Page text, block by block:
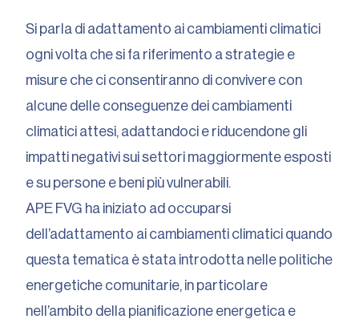
Si parla di adattamento ai cambiamenti climatici
ogni volta che si fa riferimento a strategie e
misure che ci consentiranno di convivere con
alcune delle conseguenze dei cambiamenti
climatici attesi, adattandoci e riducendone gli
impatti negativi sui settori maggiormente esposti
e su persone e beni più vulnerabili.
APE FVG ha iniziato ad occuparsi
dell’adattamento ai cambiamenti climatici quando
questa tematica è stata introdotta nelle politiche
energetiche comunitarie, in particolare
nell’ambito della pianificazione energetica e